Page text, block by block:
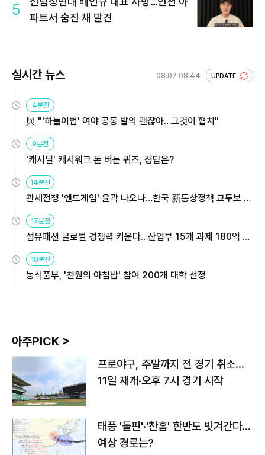
5
파트서 숨진 채 발견
실시간 뉴스 08.07 08:44 UPDATE
4분전
與 "'하늘이법' 여야 공동 발의 괜찮아…그것이 협치"
9분전
'캐시딜' 캐시워크 돈 버는 퀴즈, 정답은?
14분전
관세전쟁 '엔드게임' 윤곽 나오나…한국 新통상정책 교두보 활
용해야
17분전
섬유패션 글로벌 경쟁력 키운다…산업부 15개 과제 180억 지
원
18분전
농식품부, '천원의 아침밥' 참여 200개 대학 선정
아주PICK >
프로야구, 주말까지 전 경기 취소…
11일 재개·오후 7시 경기 시작
태풍 '돌핀'·'찬홈' 한반도 빗겨간다…
예상 경로는?